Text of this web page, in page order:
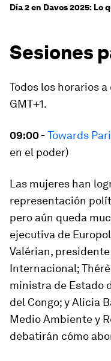
Día 2 en Davos 2025: Lo
Sesiones
Todos los horarios
GMT+1.
09:00 -Towards
en el poder)
Las mujeres han
representación
pero aún queda
ejecutiva de
Valérian,
Internacional;
ministra de Estado
del Congo; y Alicia
Medio Ambiente y
debatirán cómo